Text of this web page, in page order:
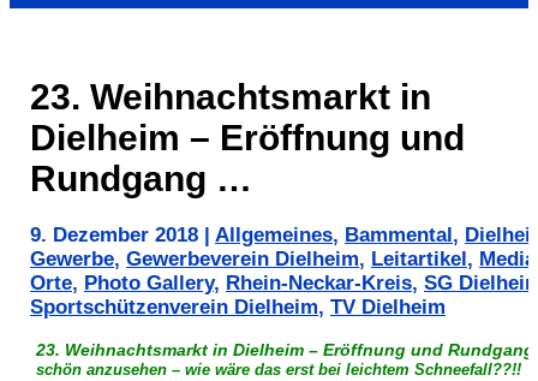
23. Weihnachtsmarkt in
Dielheim – Eröffnung und
Rundgang …
9. Dezember 2018 Allgemeines, Bammental ,
Gewerbe, Gewerbeverein Dielheim, Leitartikel , Media
Orte, Photo Gallery, Rhein-Neckar-Kreis, SG
Sportschützenverein Dielheim, TV Dielheim
23. Weihnachtsmarkt in Dielheim – Eröffnung und
schön anzusehen – wie wäre das erst bei leichtem Schneefall??!!